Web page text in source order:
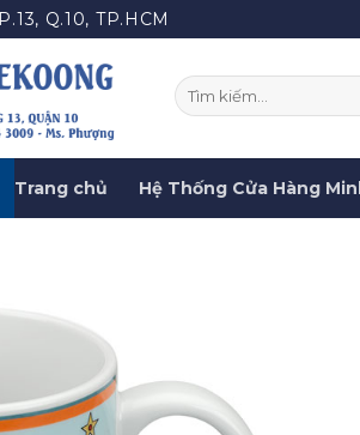
Q.10, TP.HCM
Tìm
kiếm:
Trang chủ Hệ Thống Cửa Hàng